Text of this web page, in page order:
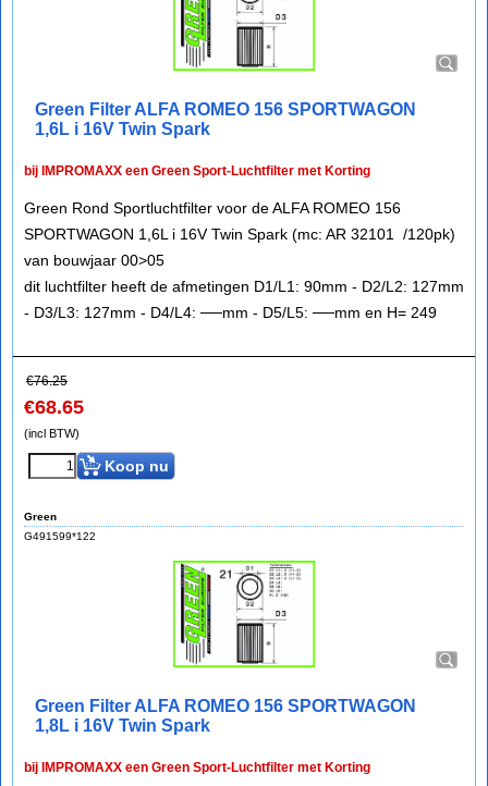
Green Filter ALFA ROMEO 156 SPORTWAGON
1,6L i 16V Twin Spark
bij IMPROMAXX een Green Sport-Luchtfilter met Korting
Green Rond Sportluchtfilter voor de ALFA ROMEO 156
SPORTWAGON 1,6L i 16V Twin Spark (mc: AR 32101 /120pk)
van bouwjaar 00>05
dit luchtfilter heeft de afmetingen D1/L1: 90mm - D2/L2: 127mm
- D3/L3: 127mm - D4/L4: ──mm - D5/L5: ──mm en H= 249
€76.25
€68.65
(incl BTW)
Koop nu
Green
G491599*122
Green Filter ALFA ROMEO 156 SPORTWAGON
1,8L i 16V Twin Spark
bij IMPROMAXX een Green Sport-Luchtfilter met Korting